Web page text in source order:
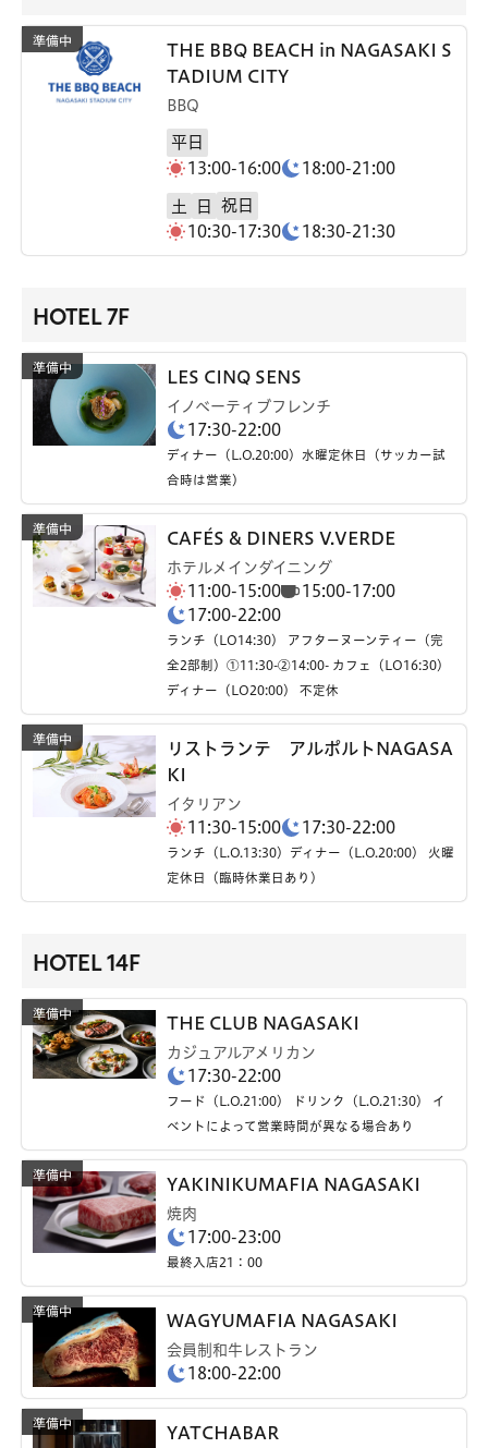
THE BBQ BEACH in NAGASAKI S
TADIUM CITY
BBQ
平日
13:00-16:00
18:00-21:00
土 日
祝日
10:30-17:30
18:30-21:30
HOTEL 7F
LES CINQ SENS
イノベーティブフレンチ
17:30-22:00
ディナー（L.O.20:00）水曜定休日（サッカー試
合時は営業）
CAFÉS & DINERS V.VERDE
ホテルメインダイニング
11:00-15:00
15:00-17:00
17:00-22:00
ランチ（LO14:30） アフターヌーンティー（完
全2部制）①11:30-②14:00- カフェ（LO16:30）
ディナー（LO20:00） 不定休
リストランテ アルポルトNAGASA
KI
イタリアン
11:30-15:00 17:30-22:00
ランチ（L.O.13:30）ディナー（L.O.20:00） 火曜
定休日（臨時休業日あり）
HOTEL 14F
THE CLUB NAGASAKI
カジュアルアメリカン
17:30-22:00
フード（L.O.21:00） ドリンク（L.O.21:30） イ
ベントによって営業時間が異なる場合あり
YAKINIKUMAFIA NAGASAKI
焼肉
17:00-23:00
最終入店21：00
WAGYUMAFIA NAGASAKI
会員制和牛レストラン
18:00-22:00
YATCHABAR